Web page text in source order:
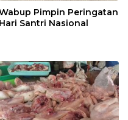
Pimpin Peringatan
Hari Santri Nasional